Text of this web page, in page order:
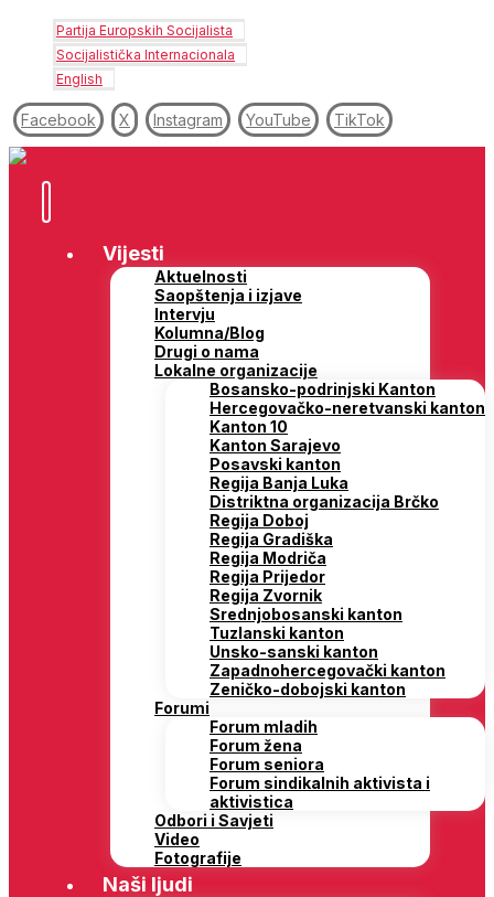
Partija Europskih Socijalista
Socijalistička Internacionala
English
Facebook X Instagram YouTube TikTok
Vijesti
Aktuelnosti
Saopštenja i izjave
Intervju
Kolumna/Blog
Drugi o nama
Lokalne organizacije
Bosansko-podrinjski Kanton
Hercegovačko-neretvanski kanton
Kanton 10
Kanton Sarajevo
Posavski kanton
Regija Banja Luka
Distriktna organizacija Brčko
Regija Doboj
Regija Gradiška
Regija Modriča
Regija Prijedor
Regija Zvornik
Srednjobosanski kanton
Tuzlanski kanton
Unsko-sanski kanton
Zapadnohercegovački kanton
Zeničko-dobojski kanton
Forumi
Forum mladih
Forum žena
Forum seniora
Forum sindikalnih aktivista i
aktivistica
Odbori i Savjeti
Video
Fotografije
Naši ljudi